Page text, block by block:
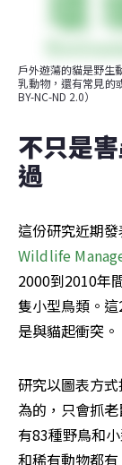
戶外遊蕩的貓是野生
乳動物，還有常見的
BY-NC-ND 2.0）
不只是
過
這份研究近期
Wildlife
2000到2010年
隻小型鳥類。
是與貓起衝突。
研究以圖表方
為的，只會抓
有83種野鳥和
和稀有動物都